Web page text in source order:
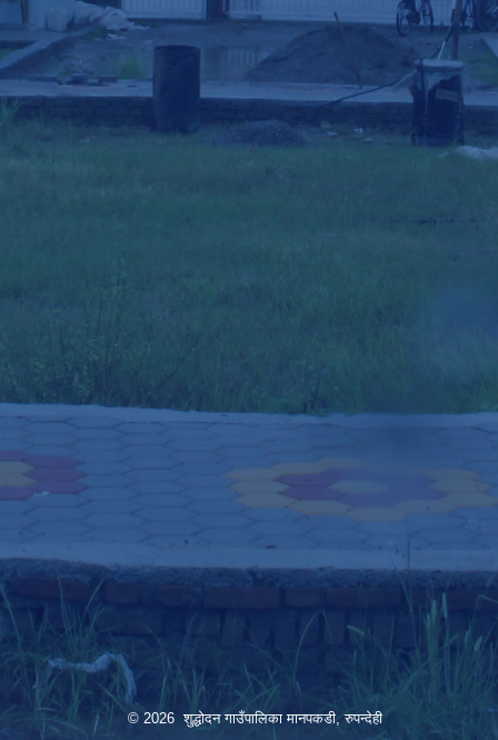
© 2026 शुद्धोदन गाउँपालिका मानपकडी, रुपन्देही